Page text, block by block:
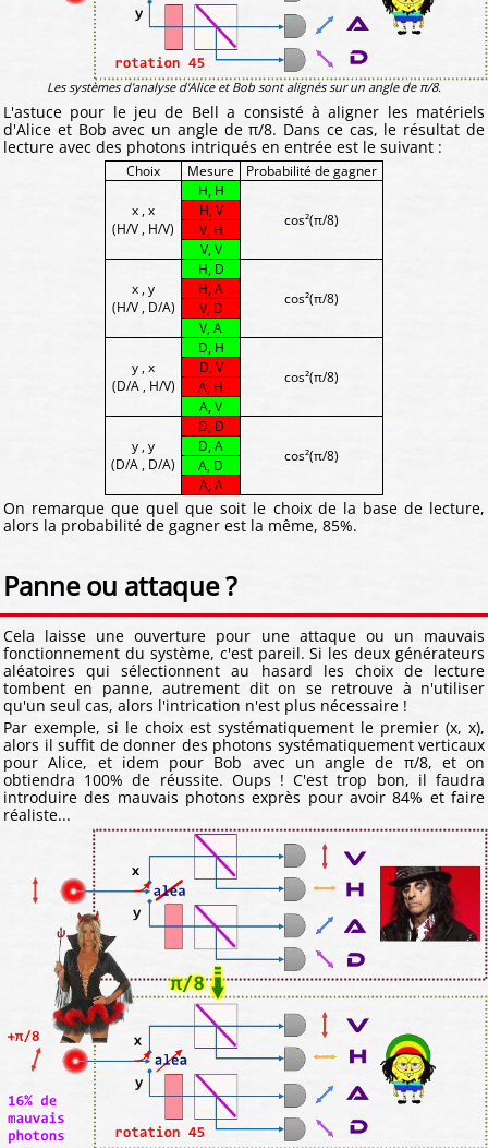
Les systèmes d'analyse d'Alice et Bob sont alignés sur un angle de π/8.
L'astuce pour le jeu de Bell a consisté à aligner les matériels
d'Alice et Bob avec un angle de π/8. Dans ce cas, le résultat de
lecture avec des photons intriqués en entrée est le suivant :
Choix Mesure Probabilité de gagner
x , x
(H/V , H/V)
H, H
cos²(π/8)
H, V
V, H
V, V
x , y
(H/V , D/A)
H, D
cos²(π/8)
H, A
V, D
V, A
y , x
(D/A , H/V)
D, H
cos²(π/8)
D, V
A, H
A, V
y , y
(D/A , D/A)
D, D
cos²(π/8)
D, A
A, D
A, A
On remarque que quel que soit le choix de la base de lecture,
alors la probabilité de gagner est la même, 85%.
Panne ou attaque ?
Cela laisse une ouverture pour une attaque ou un mauvais
fonctionnement du système, c'est pareil. Si les deux générateurs
aléatoires qui sélectionnent au hasard les choix de lecture
tombent en panne, autrement dit on se retrouve à n'utiliser
qu'un seul cas, alors l'intrication n'est plus nécessaire !
Par exemple, si le choix est systématiquement le premier (x, x),
alors il suffit de donner des photons systématiquement verticaux
pour Alice, et idem pour Bob avec un angle de π/8, et on
obtiendra 100% de réussite. Oups ! C'est trop bon, il faudra
introduire des mauvais photons exprès pour avoir 84% et faire
réaliste...